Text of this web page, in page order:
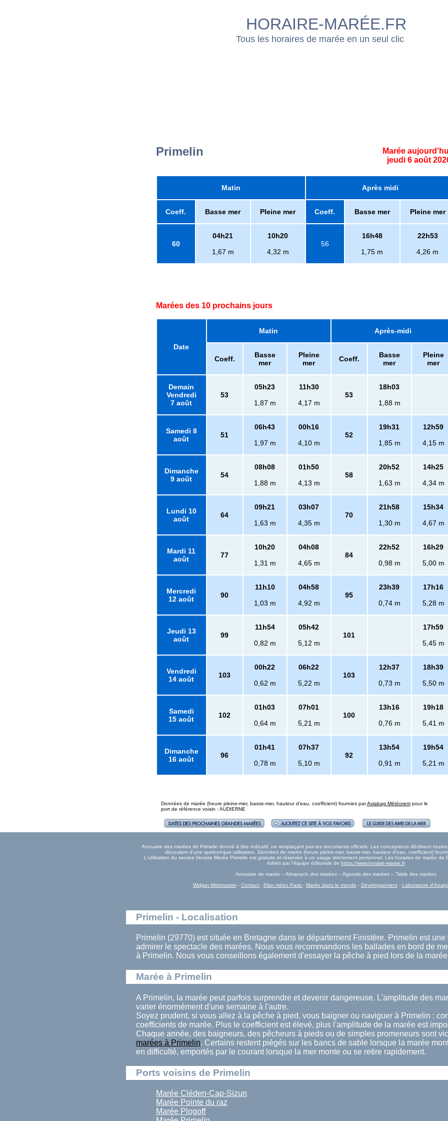
HORAIRE-MARÉE.FR
Tous les horaires de marée en un seul clic
Primelin
Marée
jeudi 6 août
Matin Après midi
Coeff. Basse mer Pleine mer Coeff. Basse mer Pleine mer
60
04h21
1,67 m
10h20
4,32 m
56
16h48
1,75 m
22h53
4,26 m
Marées des 10 prochains jours
Date
Matin Après-midi
Coeff.
Basse
mer
Pleine
mer
Coeff.
Basse
mer
Pleine
mer
Demain
Vendredi
7 août
53
05h23
1,87 m
11h30
4,17 m
53
18h03
1,88 m
Samedi 8
août
51
06h43
1,97 m
00h16
4,10 m
52
19h31
1,85 m
12h59
4,15 m
Dimanche
9 août
54
08h08
1,88 m
01h50
4,13 m
58
20h52
1,63 m
14h25
4,34 m
Lundi 10
août
64
09h21
1,63 m
03h07
4,35 m
70
21h58
1,30 m
15h34
4,67 m
Mardi 11
août
77
10h20
1,31 m
04h08
4,65 m
84
22h52
0,98 m
16h29
5,00 m
Mercredi
12 août
90
11h10
1,03 m
04h58
4,92 m
95
23h39
0,74 m
17h16
5,28 m
Jeudi 13
août
99
11h54
0,82 m
05h42
5,12 m
101
17h59
5,45 m
Vendredi
14 août
103
00h22
0,62 m
06h22
5,22 m
103
12h37
0,73 m
18h39
5,50 m
Samedi
15 août
102
01h03
0,64 m
07h01
5,21 m
100
13h16
0,76 m
19h18
5,41 m
Dimanche
16 août
96
01h41
0,78 m
07h37
5,10 m
92
13h54
0,91 m
19h54
5,21 m
Données de marée (heure pleine-mer, basse-mer, hauteur d'eau, coefficient) fournies parAviabag Météorempour le
port de référence voisin : AUDIERNE
Annuaire des marées de Primelin donné à titre indicatif, ne remplaçant pas les documents officiels. Les concepteurs déclinent
découlant d'une quelconque utilisation. Données de marée (heure pleine-mer, basse-mer, hauteur d'eau, coefficient)
L'utilisation du service Horaire Marée Primelin est gratuite et réservée à un usage strictement personnel. Les horaires de marée de
édités par l'équipe éditoriale de https://www.horaire-maree.fr
Annuaire de marée – Almanach des marées – Agenda des marées – Table des marées
Widget Webmaster- Contact - Plan métro Paris - Marée dans le monde - Développement- Laboratoire
Primelin - Localisation
Primelin (29770) est située en Bretagne dans le département Finistère. Primelin est
admirer le spectacle des marées. Nous vous recommandons les ballades en bord de
à Primelin. Nous vous conseillons également d'essayer la pêche à pied lors de la
Marée à Primelin
A Primelin, la marée peut parfois surprendre et devenir dangereuse. L'amplitude des
varier énormément d'une semaine à l'autre.
Soyez prudent, si vous allez à la pêche à pied, vous baigner ou naviguer à Primelin :
coefficients de marée. Plus le coefficient est élevé, plus l'amplitude de la marée est
Chaque année, des baigneurs, des pêcheurs à pieds ou de simples promeneurs sont
marées à Primelin. Certains restent piégés sur les bancs de sable lorsque la marée
en difficulté, emportés par le courant lorsque la mer monte ou se retire rapidement.
Ports voisins de Primelin
Marée Cléden-Cap-Sizun
Marée Pointe du raz
Marée Plogoff